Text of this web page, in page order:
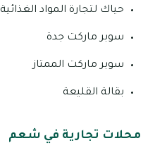
حياك لتجارة المواد الغذائية
سوبر ماركت جدة
سوبر ماركت الممتاز
بقالة القليعة
محلات تجارية في شعم